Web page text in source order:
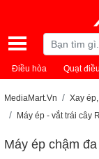
Điều hòa Quạt
MediaMart.Vn Xay
Máy ép - vắt trái cây
Máy ép chậm